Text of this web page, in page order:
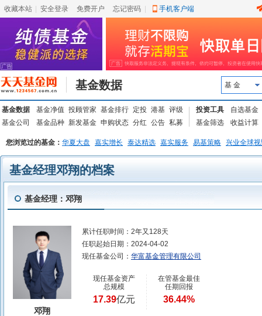
收藏本站 安全登录 免费开户 忘记密码 手机客户端
基金数据 基 金
基金数据 基金净值 投顾管家 基金排行 定投 港基 评级
基金公司
基金品种 新发基金 申购状态 分红 公告 私募
投资工具
自选基金
基金筛选
收益计算
您浏览过的基金： 华夏大盘 嘉实增长 泰达精选 嘉实服务 易基策略 兴业全球
基金经理邓翔的档案
基金经理：邓翔
邓翔
累计任职时间： 2年又128天
任职起始日期： 2024-04-02
现任基金公司： 华富基金管理有限公司
现任基金资产
总规模
17.39亿元
在管基金最佳
任期回报
36.44%